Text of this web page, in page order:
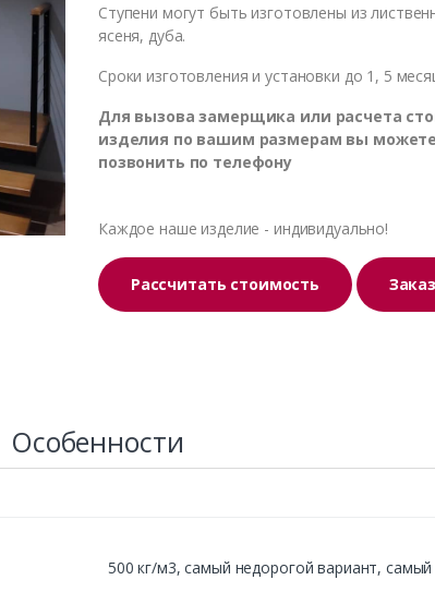
Ступени могут быть изготовлены из
ясеня, дуба.
Сроки изготовления и установки до 1, 5
Для вызова замерщика или расчета
изделия по вашим размерам вы можете
позвонить по телефону
Каждое наше изделие - индивидуально!
Рассчитать стоимость
Особенности
500 кг/м3, cамый недорогой вариант,